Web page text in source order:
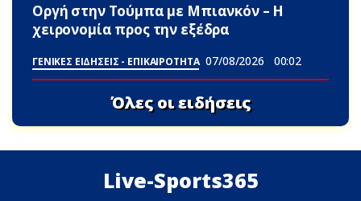
Οργή στην Τούμπα με Μπιανκόν – Η
χειρονομία προς την εξέδρα
ΓΕΝΙΚΕΣ ΕΙΔΗΣΕΙΣ - ΕΠΙΚΑΙΡΟΤΗΤΑ 07/08/2026 00:02
Όλες οι ειδήσεις
Live-Sports365